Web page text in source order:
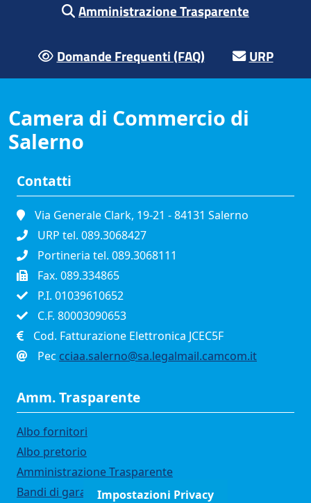
Amministrazione Trasparente
Domande Frequenti (FAQ) URP
Camera di Commercio di
Salerno
Contatti
Via Generale Clark, 19-21 - 84131 Salerno
URP tel. 089.3068427
Portineria tel. 089.3068111
Fax. 089.334865
P.I. 01039610652
C.F. 80003090653
Cod. Fatturazione Elettronica JCEC5F
Pec cciaa.salerno@sa.legalmail.camcom.it
Amm. Trasparente
Albo fornitori
Albo pretorio
Amministrazione Trasparente
Bandi di gara
Impostazioni Privacy